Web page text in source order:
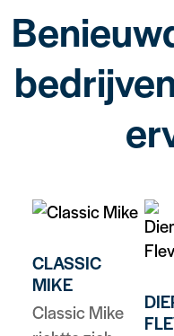
CLASSIC
MIKE
Classic Mike